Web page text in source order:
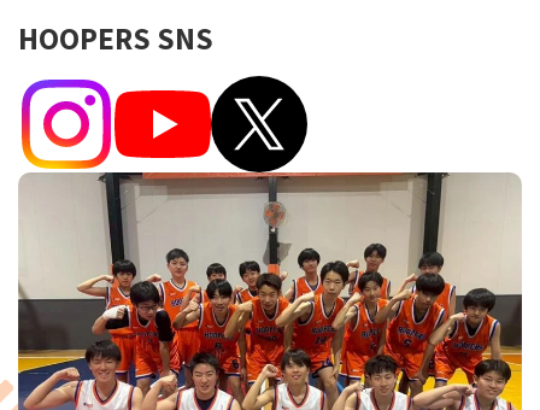
HOOPERS SNS